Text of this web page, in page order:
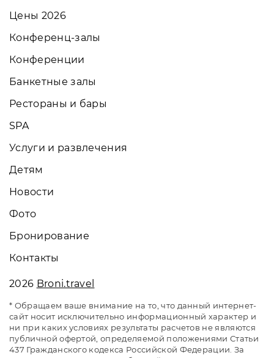
Цены 2026
Конференц-залы
Конференции
Банкетные залы
Рестораны и бары
SPA
Услуги и развлечения
Детям
Новости
Фото
Бронирование
Контакты
2026 Broni.travel
* Обращаем ваше внимание на то, что данный интернет-
сайт носит исключительно информационный характер и
ни при каких условиях результаты расчетов не являются
публичной офертой, определяемой положениями Статьи
437 Гражданского кодекса Российской Федерации. За